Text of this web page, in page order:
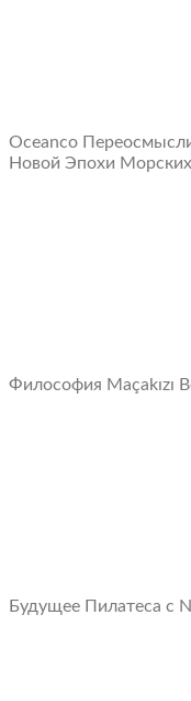
Oceanco
Новой Эпохи
Философия Maçakızı
Будущее Пилатеса с